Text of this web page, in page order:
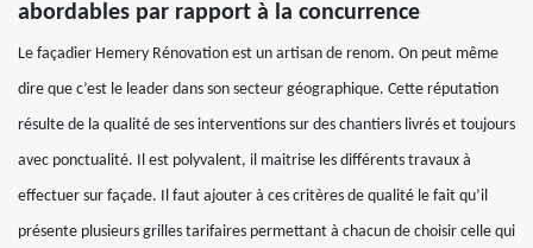
abordables par rapport à la concurrence
Le façadier Hemery Rénovation est un artisan de renom. On peut même
dire que c’est le leader dans son secteur géographique. Cette réputation
résulte de la qualité de ses interventions sur des chantiers livrés et toujours
avec ponctualité. Il est polyvalent, il maitrise les différents travaux à
effectuer sur façade. Il faut ajouter à ces critères de qualité le fait qu’il
présente plusieurs grilles tarifaires permettant à chacun de choisir celle qui